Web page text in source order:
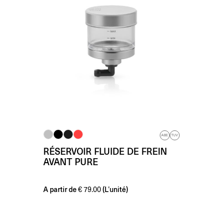
ABE TUV
RÉSERVOIR FLUIDE DE FREIN
AVANT PURE
A partir de €79.00 (L’unité)